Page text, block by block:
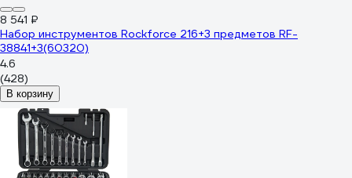
8 541 ₽
Набор инструментов Rockforce 216+3 предметов RF-
38841+3(60320)
4.6
(428)
В корзину